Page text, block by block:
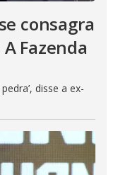
consagra
Fazenda
disse a ex-